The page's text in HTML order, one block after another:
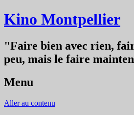
Kino Montpellier
"Faire bien avec rien,
peu, mais le faire
Menu
Aller au contenu